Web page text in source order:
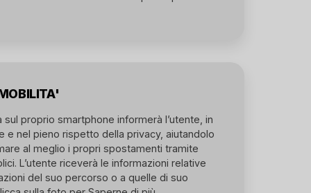
sul proprio smartphone informerà l’utente, in
e nel pieno rispetto della privacy, aiutandolo
al meglio i propri spostamenti tramite
L’utente riceverà le informazioni relative
del suo percorso o a quelle di suo